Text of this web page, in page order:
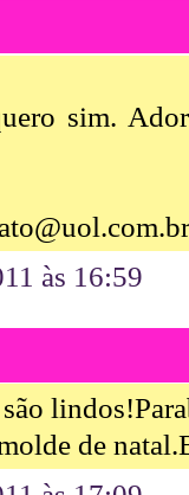
sim.
às 16:59
de